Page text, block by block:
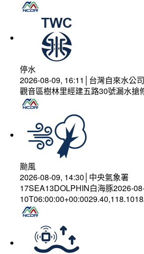
停水
2026-08-09, 16:11│台灣自來水公司
觀音區樹林里經建五路30號漏水搶
颱風
2026-08-09, 14:30│中央氣象署
17SEA13DOLPHIN白海豚2026-